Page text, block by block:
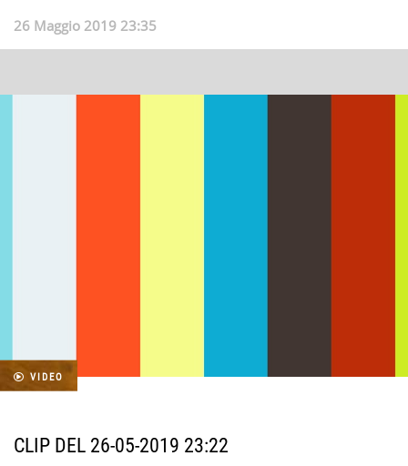
26 Maggio 2019 23:35
VIDEO
CLIP DEL 26-05-2019 23:22